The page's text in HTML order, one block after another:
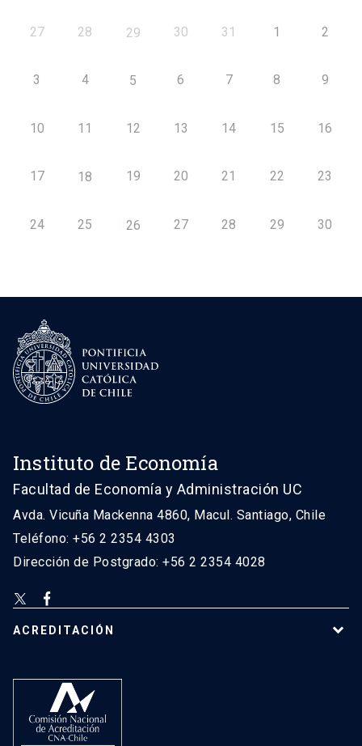
27 28 29 30 31 1 2
3 4 5 6 7 8 9
10 11 12 13 14 15 16
17 18 19 20 21 22 23
24 25 26 27 28 29 30
Instituto de Economía
Facultad de Economía y Administración UC
Avda. Vicuña Mackenna 4860, Macul. Santiago, Chile
Teléfono: +56 2 2354 4303
Dirección de Postgrado: +56 2 2354 4028
ACREDITACIÓN